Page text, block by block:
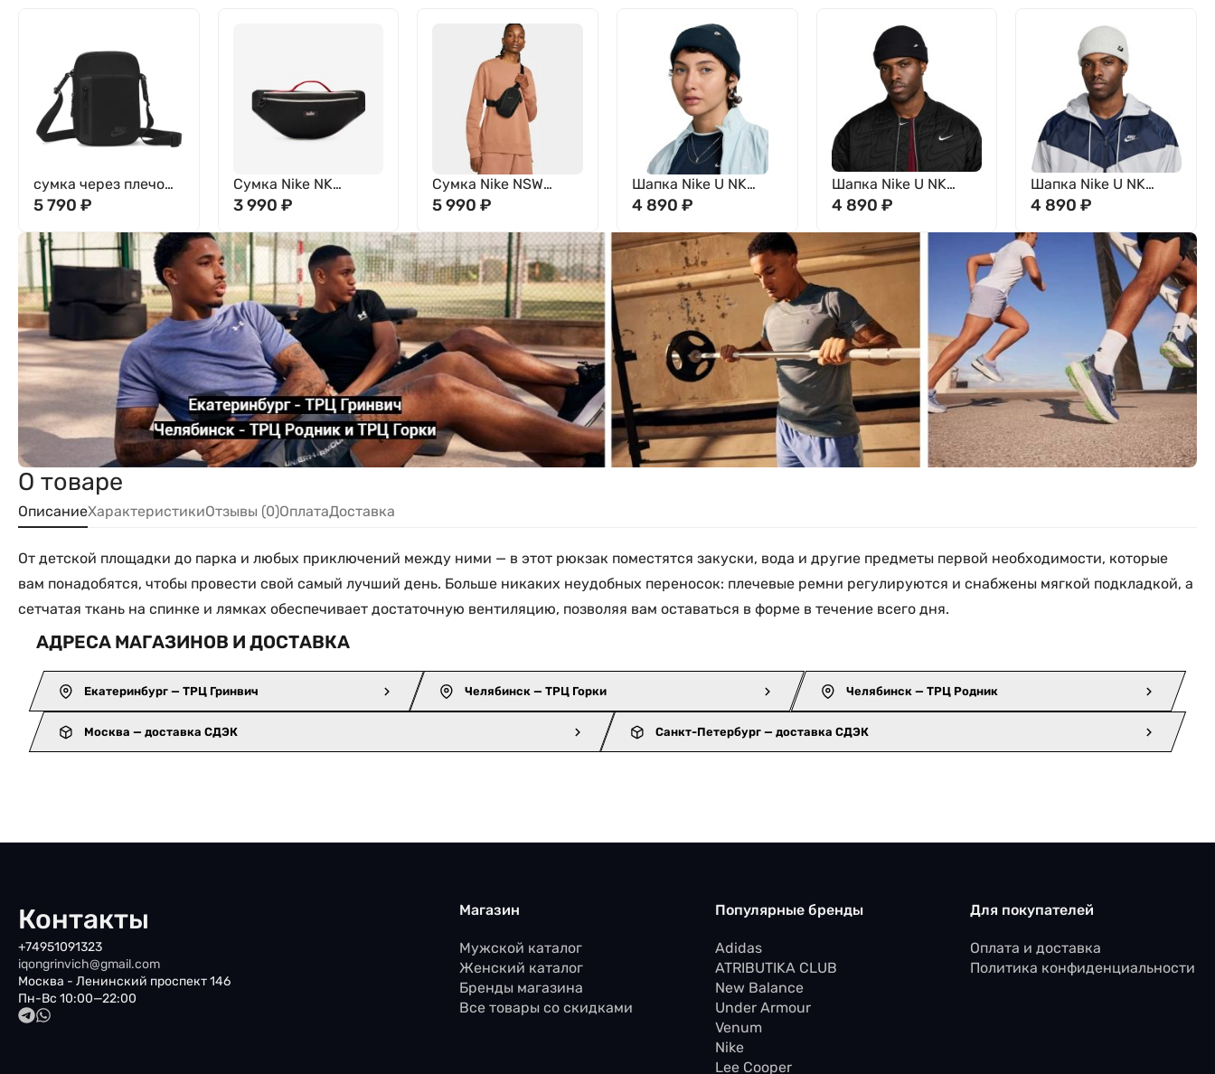
сумка через плечо
Nike NK ELMNTL PRM
010
5 790 ₽
Сумка Nike NK
HERITAGE S WSTPCK
DR6266-015
3 990 ₽
Сумка Nike NSW
Essentials DJ9794-
5 990₽
Шапка Nike U NK
TERRA BEANIE SC
478
4 890 ₽
Шапка Nike U NK
TERRA BEANIE SC
4 890 ₽
Шапка Nike U NK
TERRA BEANIE SC
063
4 890₽
О товаре
ОписаниеХарактеристикиОтзывы (0)ОплатаДоставка
От детской площадки до парка и любых приключений между ними — в этот рюкзак поместятся закуски, вода и другие предметы первой необходимости, которые
вам понадобятся, чтобы провести свой самый лучший день. Больше никаких неудобных переносок: плечевые ремни регулируются и снабжены мягкой подкладкой, а
сетчатая ткань на спинке и лямках обеспечивает достаточную вентиляцию, позволяя вам оставаться в форме в течение всего дня.
АДРЕСА МАГАЗИНОВ И ДОСТАВКА
Екатеринбург — ТРЦ Гринвич Челябинск — ТРЦ Горки Челябинск — ТРЦ Родник
Москва — доставка СДЭК Санкт-Петербург — доставка СДЭК
Контакты
+74951091323
iqongrinvich@gmail.com
Москва - Ленинский проспект 146
Пн-Вс 10:00—22:00
Магазин
Мужской каталог
Женский каталог
Бренды магазина
Все товары со скидками
Популярные бренды
Adidas
ATRIBUTIKA CLUB
New Balance
Under Armour
Venum
Nike
Lee Cooper
Для покупателей
Оплата и доставка
Политика конфиденциальности